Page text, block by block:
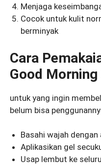
Menjaga
Cocok untuk kulit
berminyak
Cara
Good
untuk yang ingin
belum bisa
Basahi wajah dengan
Aplikasikan gel
Usap lembut ke